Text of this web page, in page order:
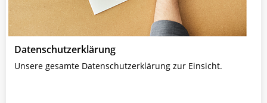
Datenschutzerklärung
Unsere gesamte Datenschutzerklärung zur Einsicht.